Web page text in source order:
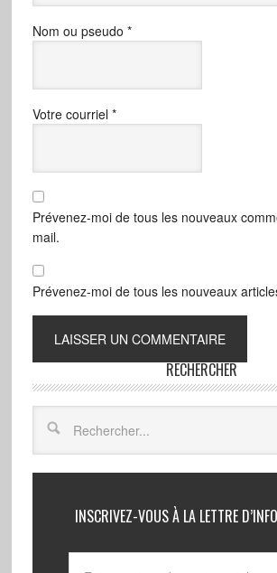
Nom ou pseudo *
Votre courriel *
Prévenez-moi de tous les nouveaux
mail.
Prévenez-moi de tous les nouveaux
RECHERCHER
INSCRIVEZ-VOUS À LA LETTRE